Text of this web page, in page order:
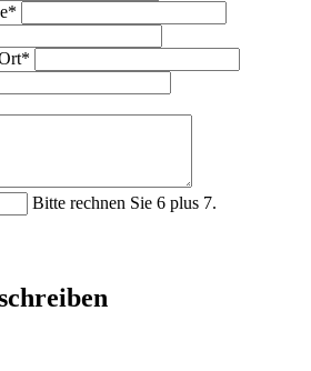
*
*
Bitte rechnen Sie 6 plus 7.